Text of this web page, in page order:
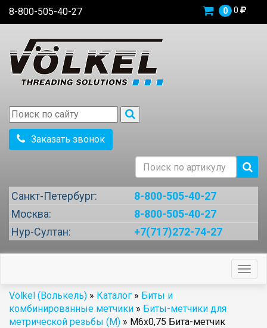
8-800-505-40-27 0 0
Заказать звонок
Санкт-Петербург:
8-800-505-40-27
Москва:
8-800-505-40-27
Нур-Султан:
+7(717)272-74-27
Volkel (Волькель) » Каталог » Биты и
комбинированные метчики » Биты-метчики для
метрической резьбы (M) » М6х0,75 Бита-метчик